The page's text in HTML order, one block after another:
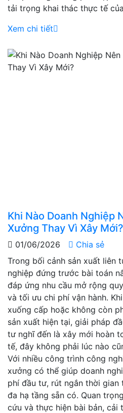
tải trọng khai thác thực tế
Xem chi tiết
Khi Nào Doanh Nghiệp
Xưởng Thay Vì Xây Mới?
01/06/2026
Chia sẻ
Trong bối cảnh sản xuất liên
nghiệp đứng trước bài toán
đáp ứng nhu cầu mở rộng
và tối ưu chi phí vận hành.
xuống cấp hoặc không còn
sản xuất hiện tại, giải pháp
tư nghĩ đến là xây mới hoàn
tế, đây không phải lúc nào
Với nhiều công trình công
xưởng có thể giúp doanh
phí đầu tư, rút ngắn thời
đa hạ tầng sẵn có. Quan
cứu và thực hiện bài bản, cải